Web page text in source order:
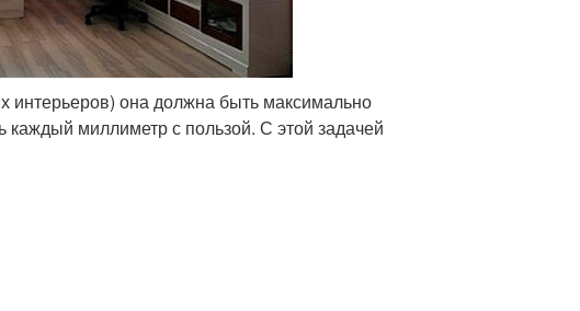
интерьеров) она должна быть максимально
каждый миллиметр с пользой. С этой задачей